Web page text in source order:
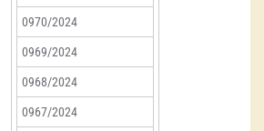
0970/2024
0969/2024
0968/2024
0967/2024